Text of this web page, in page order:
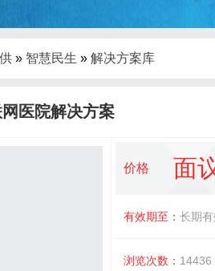
» 智慧民生 » 解决方案库
医院解决方案
价格 面
有效期至： 长期
浏览次数： 14436